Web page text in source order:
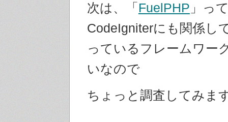
次は、「 FuelPHP 」っ
CodeIgniterにも関係し
っているフレームワー
いなので
ちょっと調査してみま